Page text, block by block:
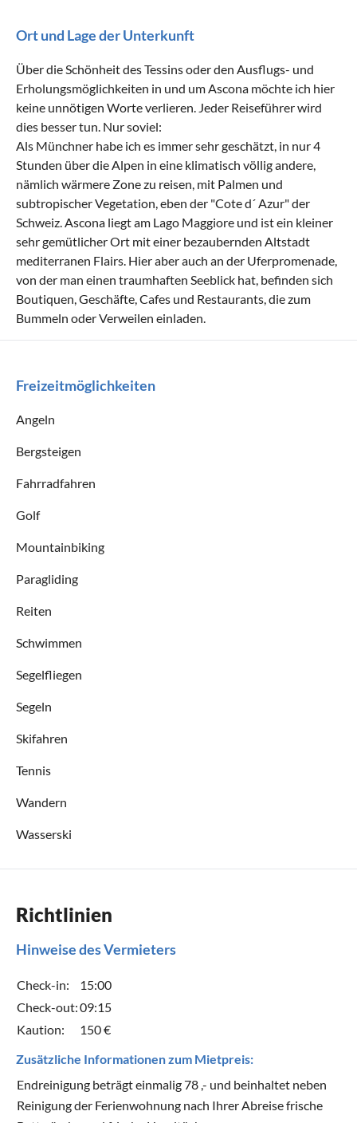
Ort und Lage der Unterkunft
Über die Schönheit des Tessins oder den Ausflugs- und
Erholungsmöglichkeiten in und um Ascona möchte ich hier
keine unnötigen Worte verlieren. Jeder Reiseführer wird
dies besser tun. Nur soviel:
Als Münchner habe ich es immer sehr geschätzt, in nur 4
Stunden über die Alpen in eine klimatisch völlig andere,
nämlich wärmere Zone zu reisen, mit Palmen und
subtropischer Vegetation, eben der "Cote d´ Azur" der
Schweiz. Ascona liegt am Lago Maggiore und ist ein kleiner
sehr gemütlicher Ort mit einer bezaubernden Altstadt
mediterranen Flairs. Hier aber auch an der Uferpromenade,
von der man einen traumhaften Seeblick hat, befinden sich
Boutiquen, Geschäfte, Cafes und Restaurants, die zum
Bummeln oder Verweilen einladen.
Freizeitmöglichkeiten
Angeln
Bergsteigen
Fahrradfahren
Golf
Mountainbiking
Paragliding
Reiten
Schwimmen
Segelfliegen
Segeln
Skifahren
Tennis
Wandern
Wasserski
Richtlinien
Hinweise des Vermieters
Check-in:
15:00
Check-out:09:15
Kaution:
150 €
Zusätzliche Informationen zum Mietpreis:
Endreinigung beträgt einmalig 78 ,- und beinhaltet neben
Reinigung der Ferienwohnung nach Ihrer Abreise frische